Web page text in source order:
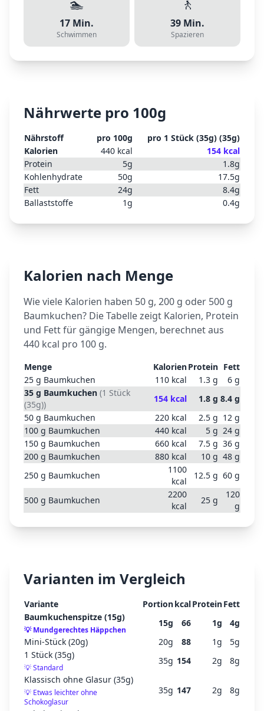
17 Min.
Schwimmen
39 Min.
Spazieren
Nährwerte pro 100g
Nährstoff pro 100g pro 1 Stück (35g) (35g)
Kalorien
440 kcal 154 kcal
Protein
5g 1.8g
Kohlenhydrate
50g 17.5g
Fett
24g 8.4g
Ballaststoffe
1g 0.4g
Kalorien nach Menge
Wie viele Kalorien haben 50 g, 200 g oder 500 g
Baumkuchen? Die Tabelle zeigt Kalorien, Protein
und Fett für gängige Mengen, berechnet aus
440 kcal pro 100 g.
Menge KalorienProtein Fett
25 g Baumkuchen 110 kcal 1.3 g 6 g
35 g Baumkuchen (1 Stück
(35g))
154 kcal 1.8 g 8.4 g
50 g Baumkuchen 220 kcal 2.5 g 12 g
100 g Baumkuchen 440 kcal 5 g 24 g
150 g Baumkuchen 660 kcal 7.5 g 36 g
200 g Baumkuchen 880 kcal 10 g 48 g
250 g Baumkuchen
1100
kcal
12.5 g 60 g
500 g Baumkuchen
2200
kcal
25 g
120
g
Varianten im Vergleich
Variante PortionkcalProteinFett
Baumkuchenspitze (15g)
💡Mundgerechtes Häppchen
15g 66 1g 4g
Mini-Stück (20g)
20g 88 1g 5g
1 Stück (35g)
💡Standard
35g 154 2g 8g
Klassisch ohne Glasur (35g)
💡 Etwas leichter ohne
Schokoglasur
35g 147 2g 8g